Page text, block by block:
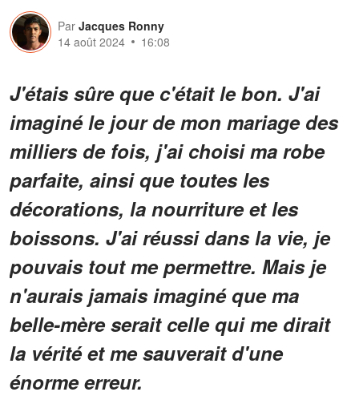
Par Jacques Ronny
14 août 2024
16:08
J'étais sûre que c'était le bon. J'ai
imaginé le jour de mon mariage des
milliers de fois, j'ai choisi ma robe
parfaite, ainsi que toutes les
décorations, la nourriture et les
boissons. J'ai réussi dans la vie, je
pouvais tout me permettre. Mais je
n'aurais jamais imaginé que ma
belle-mère serait celle qui me dirait
la vérité et me sauverait d'une
énorme erreur.